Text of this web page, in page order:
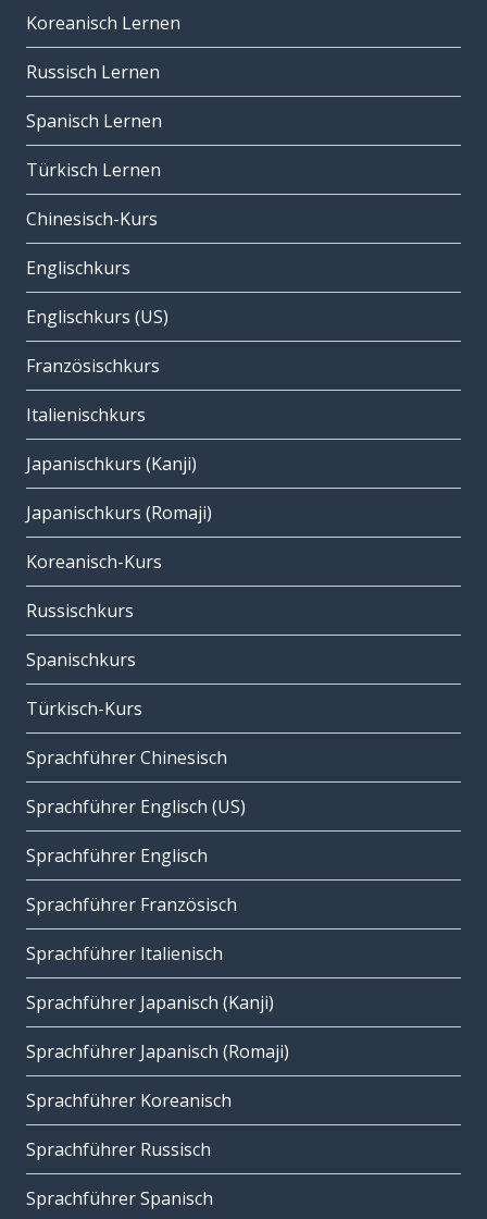
Koreanisch Lernen
Russisch Lernen
Spanisch Lernen
Türkisch Lernen
Chinesisch-Kurs
Englischkurs
Englischkurs (US)
Französischkurs
Italienischkurs
Japanischkurs (Kanji)
Japanischkurs (Romaji)
Koreanisch-Kurs
Russischkurs
Spanischkurs
Türkisch-Kurs
Sprachführer Chinesisch
Sprachführer Englisch (US)
Sprachführer Englisch
Sprachführer Französisch
Sprachführer Italienisch
Sprachführer Japanisch (Kanji)
Sprachführer Japanisch (Romaji)
Sprachführer Koreanisch
Sprachführer Russisch
Sprachführer Spanisch